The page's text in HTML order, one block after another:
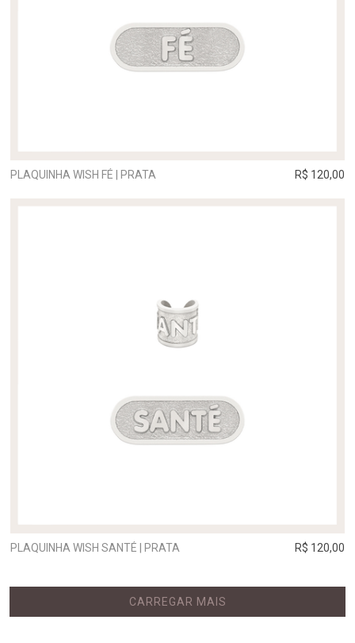
PLAQUINHA WISH FÉ | PRATA R$ 120,00
PLAQUINHA WISH SANTÉ | PRATA R$ 120,00
CARREGAR MAIS